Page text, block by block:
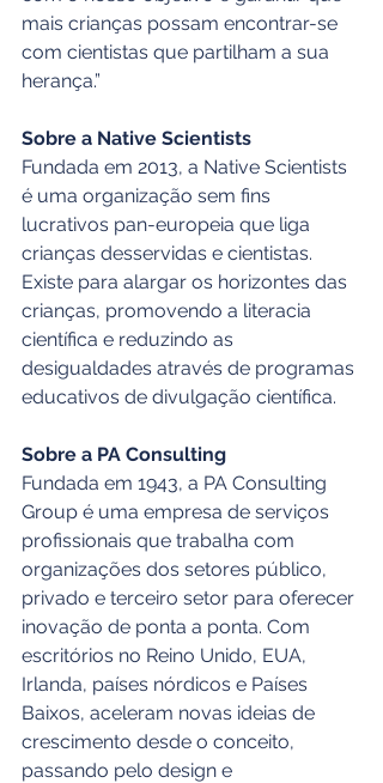
mais crianças possam encontrar-se
com cientistas que partilham a sua
herança.”
Sobre a Native Scientists
Fundada em 2013, a Native Scientists
é uma organização sem fins
lucrativos pan-europeia que liga
crianças desservidas e cientistas.
Existe para alargar os horizontes das
crianças, promovendo a literacia
científica e reduzindo as
desigualdades através de programas
educativos de divulgação científica.
Sobre a PA Consulting
Fundada em 1943, a PA Consulting
Group é uma empresa de serviços
profissionais que trabalha com
organizações dos setores público,
privado e terceiro setor para oferecer
inovação de ponta a ponta. Com
escritórios no Reino Unido, EUA,
Irlanda, países nórdicos e Países
Baixos, aceleram novas ideias de
crescimento desde o conceito,
passando pelo design e